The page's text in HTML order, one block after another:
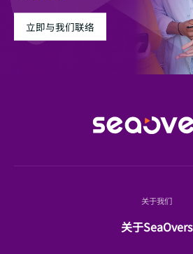
立即与我们联络
关于我们
关于SeaOvers